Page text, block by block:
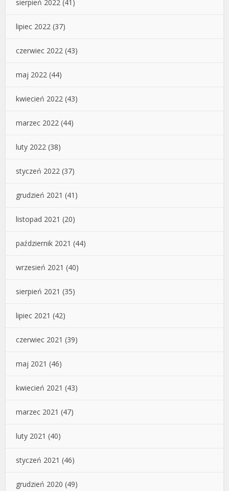
sierpień 2022 (41)
lipiec 2022 (37)
czerwiec 2022 (43)
maj 2022 (44)
kwiecień 2022 (43)
marzec 2022 (44)
luty 2022 (38)
styczeń 2022 (37)
grudzień 2021 (41)
listopad 2021 (20)
październik 2021 (44)
wrzesień 2021 (40)
sierpień 2021 (35)
lipiec 2021 (42)
czerwiec 2021 (39)
maj 2021 (46)
kwiecień 2021 (43)
marzec 2021 (47)
luty 2021 (40)
styczeń 2021 (46)
grudzień 2020 (49)